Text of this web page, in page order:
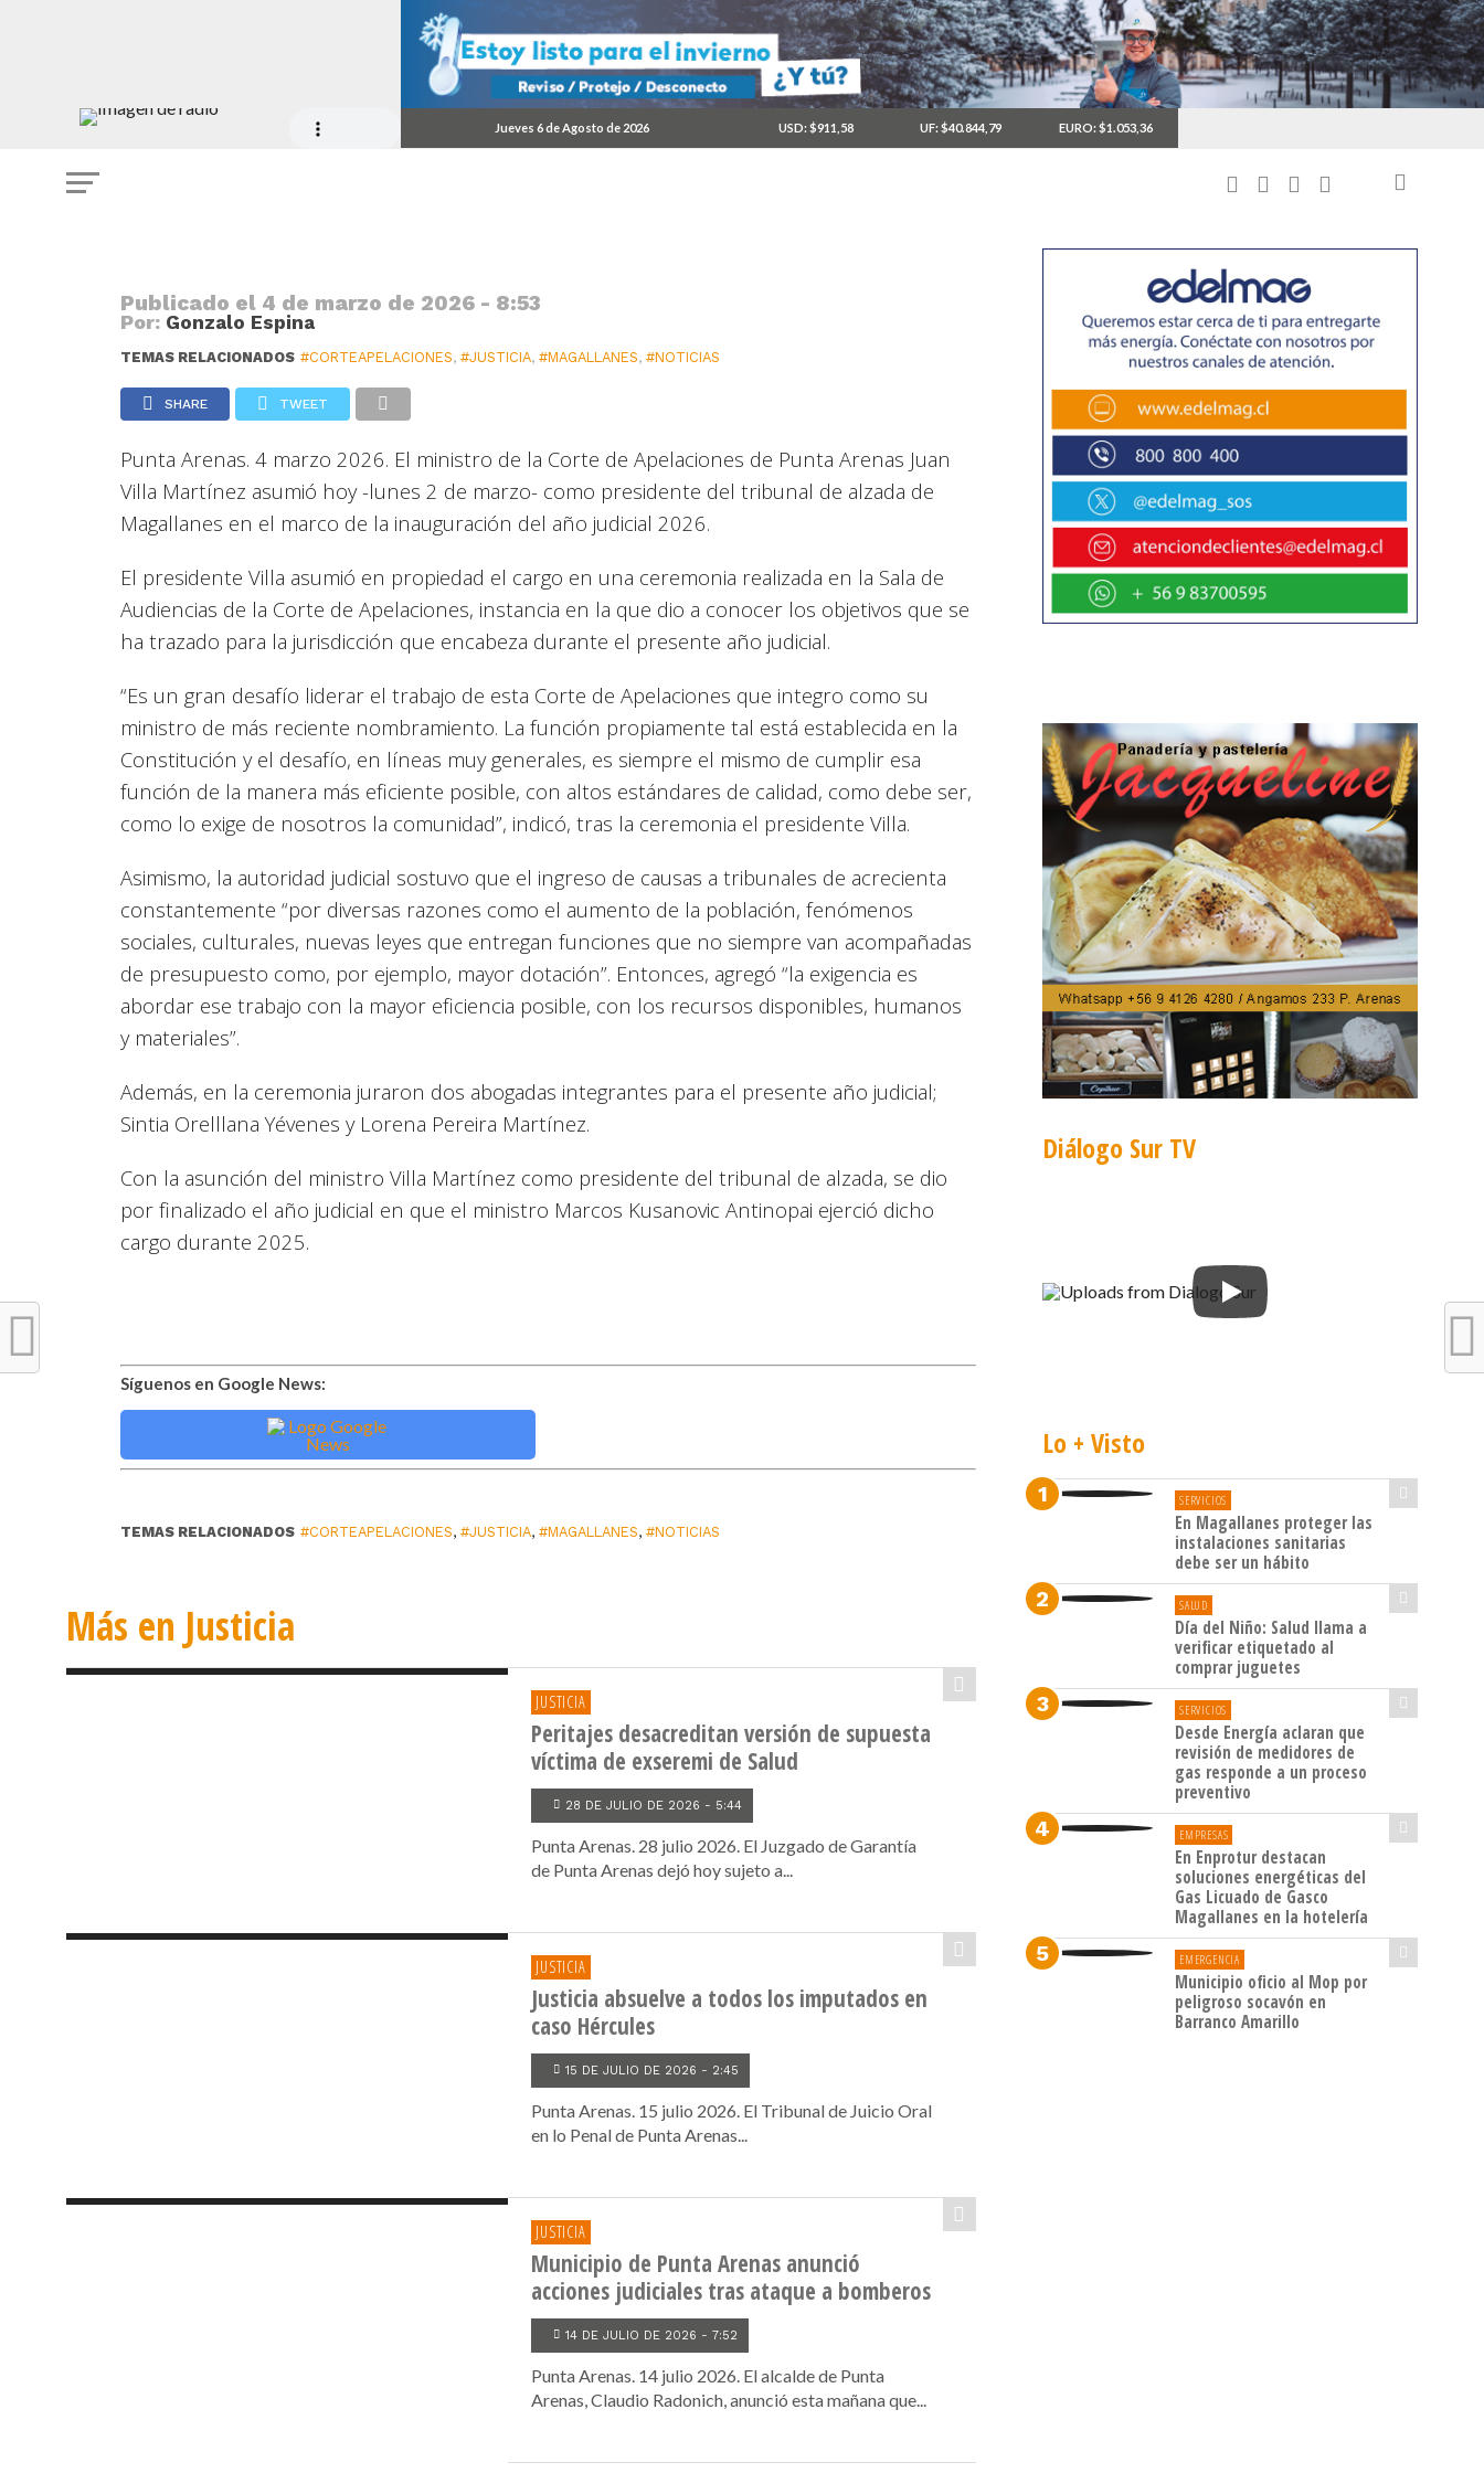
Jueves 6 de Agosto de 2026 USD: $911,58 UF: $40.844,79 EURO: $1.053,36
JUSTICIA
Juan Villa Martínez asumió como presidente de la Corte de
Publicado el 4 de marzo de 2026 - 8:53
Por: Gonzalo Espina
TEMAS RELACIONADOS #CORTEAPELACIONES,#JUSTICIA,#MAGALLANES,#NOTICIAS
SHARE TWEET
Punta Arenas. 4 marzo 2026. El ministro de la Corte de Apelaciones de Punta Arenas Juan
Villa Martínez asumió hoy -lunes 2 de marzo- como presidente del tribunal de alzada de
Magallanes en el marco de la inauguración del año judicial 2026.
El presidente Villa asumió en propiedad el cargo en una ceremonia realizada en la Sala de
Audiencias de la Corte de Apelaciones, instancia en la que dio a conocer los objetivos que se
ha trazado para la jurisdicción que encabeza durante el presente año judicial.
“Es un gran desafío liderar el trabajo de esta Corte de Apelaciones que integro como su
ministro de más reciente nombramiento. La función propiamente tal está establecida en la
Constitución y el desafío, en líneas muy generales, es siempre el mismo de cumplir esa
función de la manera más eficiente posible, con altos estándares de calidad, como debe ser,
como lo exige de nosotros la comunidad”, indicó, tras la ceremonia el presidente Villa.
Asimismo, la autoridad judicial sostuvo que el ingreso de causas a tribunales de acrecienta
constantemente “por diversas razones como el aumento de la población, fenómenos
sociales, culturales, nuevas leyes que entregan funciones que no siempre van acompañadas
de presupuesto como, por ejemplo, mayor dotación”. Entonces, agregó “la exigencia es
abordar ese trabajo con la mayor eficiencia posible, con los recursos disponibles, humanos
y materiales”.
Además, en la ceremonia juraron dos abogadas integrantes para el presente año judicial;
Sintia Orelllana Yévenes y Lorena Pereira Martínez.
Con la asunción del ministro Villa Martínez como presidente del tribunal de alzada, se dio
por finalizado el año judicial en que el ministro Marcos Kusanovic Antinopai ejerció dicho
cargo durante 2025.
Síguenos en Google News:
TEMAS RELACIONADOS #CORTEAPELACIONES,#JUSTICIA,#MAGALLANES,#NOTICIAS
Más en Justicia
JUSTICIA
Peritajes desacreditan versión de supuesta
víctima de exseremi de Salud
28 DE JULIO DE 2026 - 5:44
Punta Arenas. 28 julio 2026. El Juzgado de Garantía
de Punta Arenas dejó hoy sujeto a...
JUSTICIA
Justicia absuelve a todos los imputados en
caso Hércules
15 DE JULIO DE 2026 - 2:45
Punta Arenas. 15 julio 2026. El Tribunal de Juicio Oral
en lo Penal de Punta Arenas...
JUSTICIA
Municipio de Punta Arenas anunció
acciones judiciales tras ataque a bomberos
14 DE JULIO DE 2026 - 7:52
Punta Arenas. 14 julio 2026. El alcalde de Punta
Arenas, Claudio Radonich, anunció esta mañana que...
Diálogo Sur TV
Lo + Visto
SERVICIOS
En Magallanes proteger las
instalaciones sanitarias
debe ser un hábito
SALUD
Día del Niño: Salud llama a
verificar etiquetado al
comprar juguetes
SERVICIOS
Desde Energía aclaran que
revisión de medidores de
gas responde a un proceso
preventivo
EMPRESAS
En Enprotur destacan
soluciones energéticas del
Gas Licuado de Gasco
Magallanes en la hotelería
EMERGENCIA
Municipio oficio al Mop por
peligroso socavón en
Barranco Amarillo